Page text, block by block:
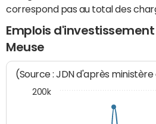
correspond pas au total des
Emplois
Meuse
(Source : JDN d'après
200k